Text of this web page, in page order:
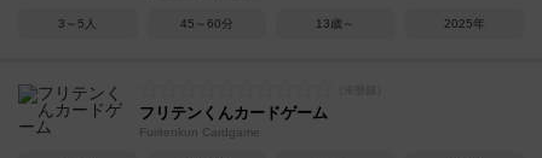
3～5人 45～60分 13歳～ 2025年
フリテンくんカードゲーム
Furitenkun Cardgame